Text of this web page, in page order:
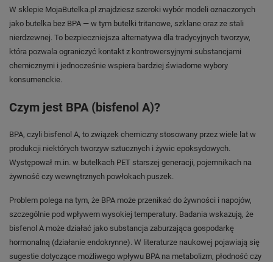
W sklepie MojaButelka.pl znajdziesz szeroki wybór modeli oznaczonych
jako butelka bez BPA — w tym butelki tritanowe, szklane oraz ze stali
nierdzewnej. To bezpieczniejsza alternatywa dla tradycyjnych tworzyw,
która pozwala ograniczyć kontakt z kontrowersyjnymi substancjami
chemicznymi i jednocześnie wspiera bardziej świadome wybory
konsumenckie.
Czym jest BPA (bisfenol A)?
BPA, czyli bisfenol A, to związek chemiczny stosowany przez wiele lat w
produkcji niektórych tworzyw sztucznych i żywic epoksydowych.
Występował m.in. w butelkach PET starszej generacji, pojemnikach na
żywność czy wewnętrznych powłokach puszek.
Problem polega na tym, że BPA może przenikać do żywności i napojów,
szczególnie pod wpływem wysokiej temperatury. Badania wskazują, że
bisfenol A może działać jako substancja zaburzająca gospodarkę
hormonalną (działanie endokrynne). W literaturze naukowej pojawiają się
sugestie dotyczące możliwego wpływu BPA na metabolizm, płodność czy